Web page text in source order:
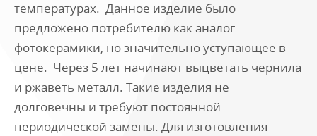
температурах. Данное изделие было
предложено потребителю как аналог
фотокерамики, но значительно уступающее в
цене. Через 5 лет начинают выцветать чернила
и ржаветь металл. Такие изделия не
долговечны и требуют постоянной
периодической замены. Для изготовления